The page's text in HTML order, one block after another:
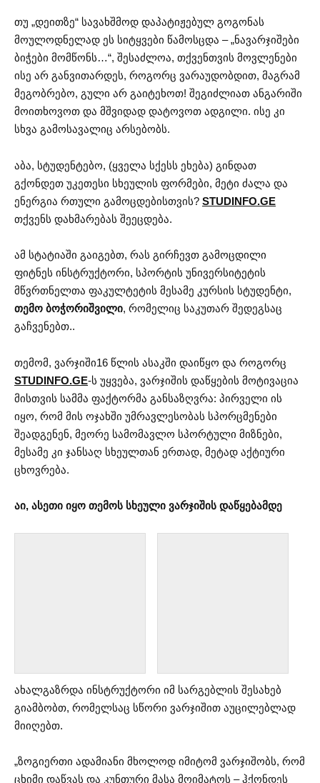
თუ „დეითზე“ სავახშმოდ დაპატიჟებულ გოგონას
მოულოდნელად ეს სიტყვები წამოსცდა – „ნავარჯიშები
ბიჭები მომწონს…“, შესაძლოა, თქვენთვის მოვლენები
ისე არ განვითარდეს, როგორც ვარაუდობდით, მაგრამ
მეგობრებო, გული არ გაიტეხოთ! შეგიძლიათ ანგარიში
მოითხოვოთ და მშვიდად დატოვოთ ადგილი. ისე კი
სხვა გამოსავალიც არსებობს.
აბა, სტუდენტებო, (ყველა სქესს ეხება) გინდათ
გქონდეთ უკეთესი სხეულის ფორმები, მეტი ძალა და
ენერგია რთული გამოცდებისთვის? STUDINFO.GE
თქვენს დახმარებას შეეცდება.
ამ სტატიაში გაიგებთ, რას გირჩევთ გამოცდილი
ფიტნეს ინსტრუქტორი, სპორტის უნივერსიტეტის
მწვრთნელთა ფაკულტეტის მესამე კურსის სტუდენტი,
თემო ბოჭორიშვილი, რომელიც საკუთარ შედეგსაც
გაჩვენებთ..
თემომ, ვარჯიში16 წლის ასაკში დაიწყო და როგორც
STUDINFO.GE-ს უყვება, ვარჯიშის დაწყების მოტივაცია
მისთვის სამმა ფაქტორმა განსაზღვრა: პირველი ის
იყო, რომ მის ოჯახში უმრავლესობას სპორცმენები
შეადგენენ, მეორე სამომავლო სპორტული მიზნები,
მესამე კი ჯანსაღ სხეულთან ერთად, მეტად აქტიური
ცხოვრება.
აი, ასეთი იყო თემოს სხეული ვარჯიშის დაწყებამდე
ახალგაზრდა ინსტრუქტორი იმ სარგებლის შესახებ
გიამბობთ, რომელსაც სწორი ვარჯიშით აუცილებლად
მიიღებთ.
„ზოგიერთი ადამიანი მხოლოდ იმიტომ ვარჯიშობს, რომ
ცხიმი დაწვას და კუნთური მასა მოიმატოს – ჰქონდეს